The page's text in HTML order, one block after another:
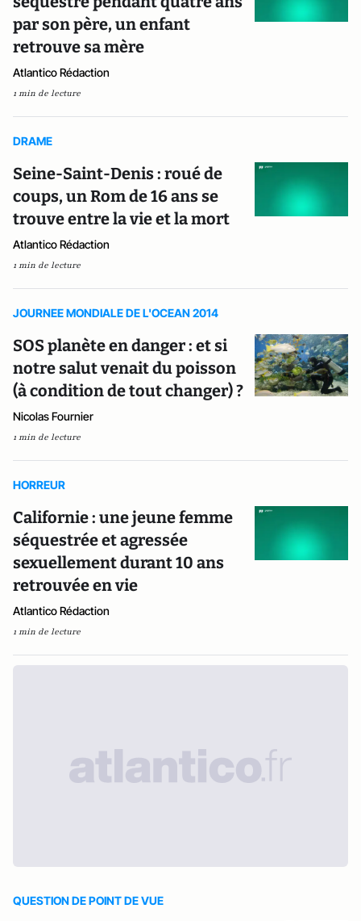
par son père, un enfant
retrouve sa mère
Atlantico Rédaction
1 min de lecture
DRAME
Seine-Saint-Denis : roué de
coups, un Rom de 16 ans se
trouve entre la vie et la mort
Atlantico Rédaction
1 min de lecture
JOURNEE MONDIALE DE L'OCEAN 2014
SOS planète en danger : et si
notre salut venait du poisson
(à condition de tout changer) ?
Nicolas Fournier
1 min de lecture
HORREUR
Californie : une jeune femme
séquestrée et agressée
sexuellement durant 10 ans
retrouvée en vie
Atlantico Rédaction
1 min de lecture
QUESTION DE POINT DE VUE